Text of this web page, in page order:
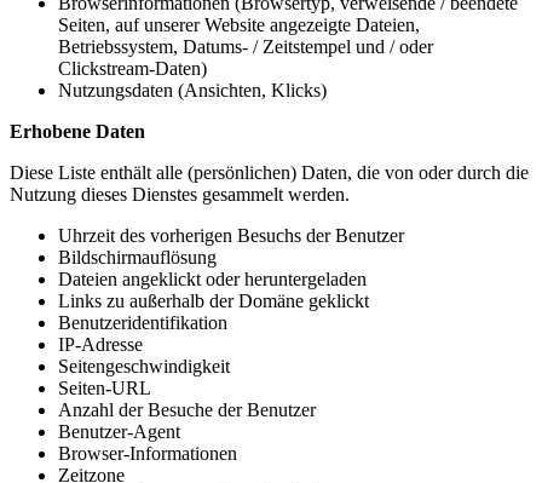
Seiten, auf unserer Website angezeigte Dateien,
Betriebssystem, Datums- / Zeitstempel und / oder
Clickstream-Daten)
Nutzungsdaten (Ansichten, Klicks)
Erhobene Daten
Diese Liste enthält alle (persönlichen) Daten, die von oder durch die
Nutzung dieses Dienstes gesammelt werden.
Uhrzeit des vorherigen Besuchs der Benutzer
Bildschirmauflösung
Dateien angeklickt oder heruntergeladen
Links zu außerhalb der Domäne geklickt
Benutzeridentifikation
IP-Adresse
Seitengeschwindigkeit
Seiten-URL
Anzahl der Besuche der Benutzer
Benutzer-Agent
Browser-Informationen
Zeitzone